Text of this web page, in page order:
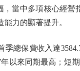
，當中多項核心經
力的顯著提升。
保費收入達
年以來同期最高；短